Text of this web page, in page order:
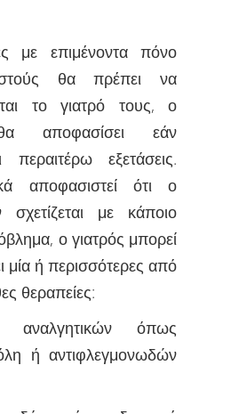
με επιμένοντα πόνο
θα πρέπει να
το γιατρό τους, ο
αποφασίσει εάν
περαιτέρω εξετάσεις.
αποφασιστεί ότι ο
με κάποιο
ο γιατρός μπορεί
μία ή περισσότερες από
θεραπείες:
αναλγητικών όπως
ή αντιφλεγμονωδών